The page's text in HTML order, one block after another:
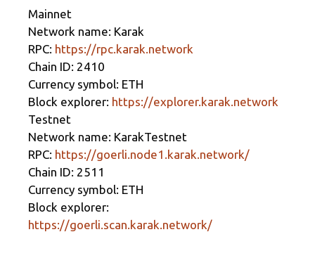
Mainnet
Network name: Karak
RPC: https://rpc.karak.network
Chain ID: 2410
Currency symbol: ETH
Block explorer: https://explorer.karak.network
Testnet
Network name: KarakTestnet
RPC: https://goerli.node1.karak.network/
Chain ID: 2511
Currency symbol: ETH
Block explorer:
https://goerli.scan.karak.network/